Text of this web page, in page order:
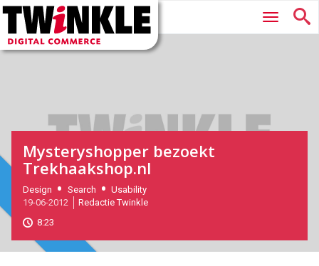
Twinkle
Digital
Commerce
Hoofdmenu
Mysteryshopper bezoekt
Trekhaakshop.nl
2012-
06-
19T10:00:00
2017-
11-
Design Search
Usability
19-06-2012
Redactie Twinkle
8:23
Magazine